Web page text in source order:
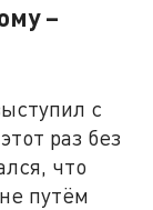
–
с
раз без
что
путём